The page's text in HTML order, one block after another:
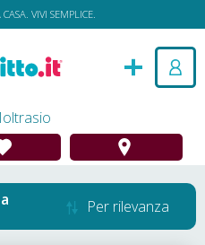
VIVI SEMPLICE.
a Per rilevanza